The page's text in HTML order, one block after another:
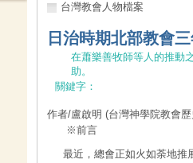
台灣教會人物檔案
日治時期北部教會
在蕭樂善牧師等人的推動
助。
關鍵字：
作者/盧啟明 (台灣神學院教會
※前言
最近，總會正如火如荼地推